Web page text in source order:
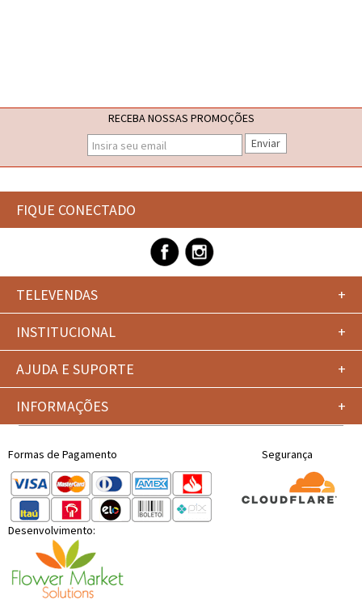
RECEBA NOSSAS PROMOÇÕES
Enviar
FIQUE CONECTADO
TELEVENDAS
+
INSTITUCIONAL
+
AJUDA E SUPORTE
+
INFORMAÇÕES
+
Formas de Pagamento Segurança
Desenvolvimento: